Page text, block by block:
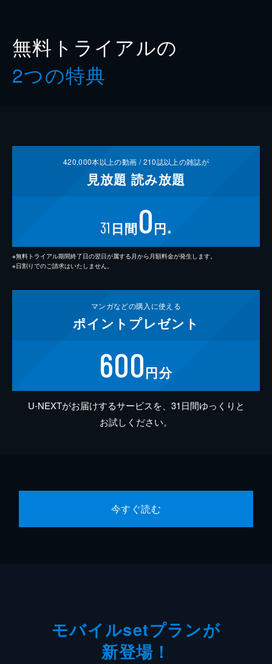
無料トライアルの
2つの特典
420,000本以上の動画 /210誌以上の雑誌が
見放題 読み放題
31 日間0円 ※
※無料トライアル期間終了日の翌日が属する月から月額料金が発生します。
※日割りでのご請求はいたしません。
マンガなどの購入に使える
ポイント プレゼント
600円分
U-NEXTがお届けするサービスを、31日間ゆっくりと
お試しください。
今すぐ読む
モバイルsetプランが
新登場！